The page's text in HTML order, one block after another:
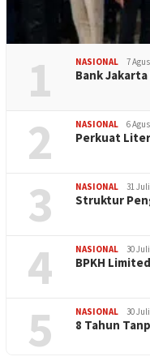
1 NASIONAL 7
Bank
2 NASIONAL 6
Perkuat
3 NASIONAL 31
​Struktur
4 NASIONAL 30
BPKH
5 NASIONAL 30
​8 Tahun